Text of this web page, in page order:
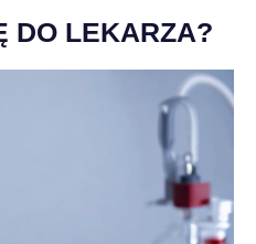
DO LEKARZA?